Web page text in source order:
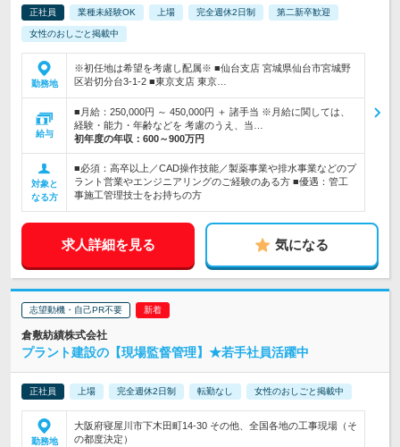
正社員 業種未経験OK 上場 完全週休2日制 第二新卒歓迎
女性のおしごと掲載中
勤務地
※初任地は希望を考慮し配属※ ■仙台支店 宮城県仙台市宮城野
区岩切分台3-1-2 ■東京支店 東京…
給与
■月給：250,000円 ～ 450,000円 ＋ 諸手当 ※月給に関しては、
経験・能力・年齢などを 考慮のうえ、当…
初年度の年収： 600～900万円
対象と
なる方
■必須：高卒以上／CAD操作技能／製薬事業や排水事業などのプ
ラント営業やエンジニアリングのご経験のある方 ■優遇：管工
事施工管理技士をお持ちの方
求人詳細を見る 気になる
志望動機・自己PR不要
倉敷紡績株式会社
プラント建設の【現場監督管理】★若手社員活躍中
正社員 上場 完全週休2日制 転勤なし 女性のおしごと掲載中
勤務地
大阪府寝屋川市下木田町14-30 その他、全国各地の工事現場（そ
の都度決定）